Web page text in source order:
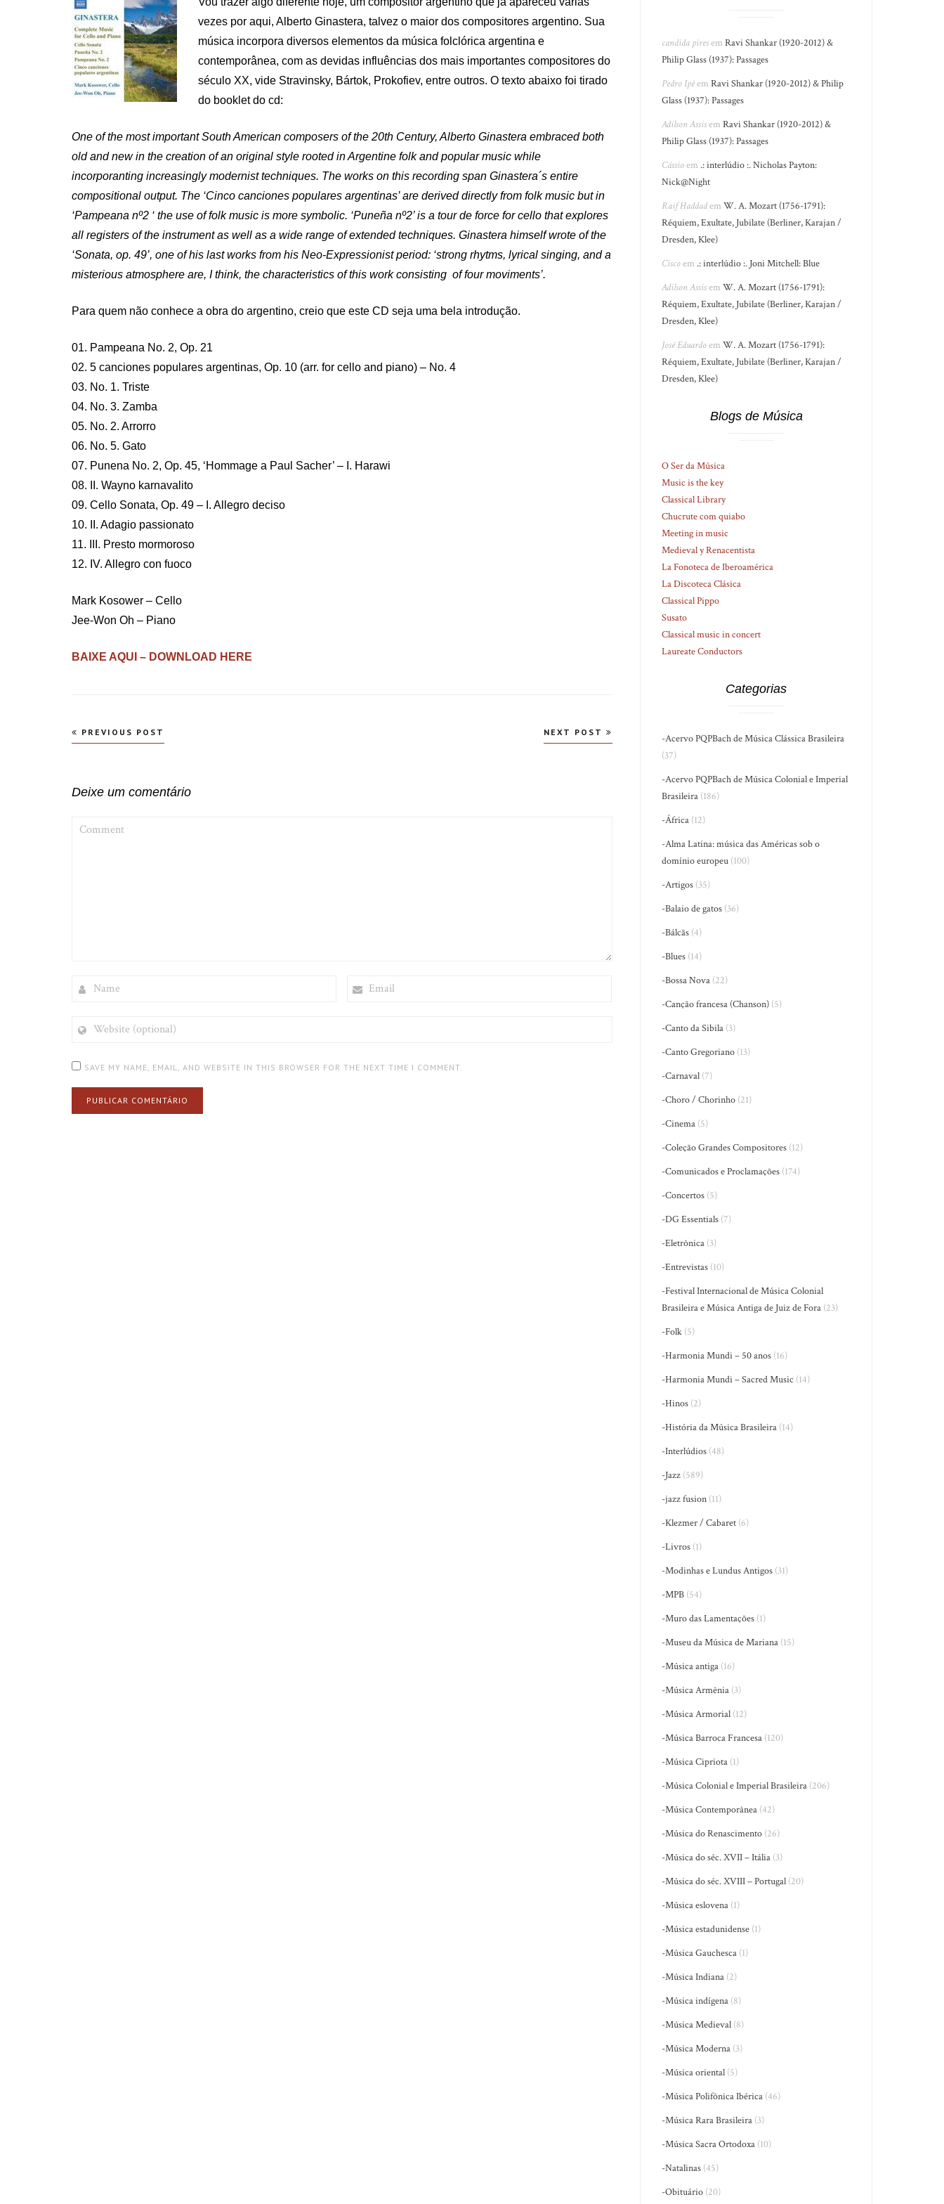
vezes por aqui, Alberto Ginastera, talvez o maior dos compositores argentino. Sua
música incorpora diversos elementos da música folclórica argentina e
contemporânea, com as devidas influências dos mais importantes compositores do
século XX, vide Stravinsky, Bártok, Prokofiev, entre outros. O texto abaixo foi tirado
do booklet do cd:
One of the most important South American composers of the 20th Century, Alberto Ginastera embraced both
old and new in the creation of an original style rooted in Argentine folk and popular music while
incorporanting increasingly modernist techniques. The works on this recording span Ginastera´s entire
compositional output. The ‘Cinco canciones populares argentinas’ are derived directly from folk music but in
‘Pampeana nº2 ‘ the use of folk music is more symbolic. ‘Puneña nº2’ is a tour de force for cello that explores
all registers of the instrument as well as a wide range of extended techniques. Ginastera himself wrote of the
‘Sonata, op. 49’, one of his last works from his Neo-Expressionist period: ‘strong rhytms, lyrical singing, and a
misterious atmosphere are, I think, the characteristics of this work consisting of four moviments’.
Para quem não conhece a obra do argentino, creio que este CD seja uma bela introdução.
01. Pampeana No. 2, Op. 21
02. 5 canciones populares argentinas, Op. 10 (arr. for cello and piano) – No. 4
03. No. 1. Triste
04. No. 3. Zamba
05. No. 2. Arrorro
06. No. 5. Gato
07. Punena No. 2, Op. 45, ‘Hommage a Paul Sacher’ – I. Harawi
08. II. Wayno karnavalito
09. Cello Sonata, Op. 49 – I. Allegro deciso
10. II. Adagio passionato
11. III. Presto mormoroso
12. IV. Allegro con fuoco
Mark Kosower – Cello
Jee-Won Oh – Piano
BAIXE AQUI – DOWNLOAD HERE
Navegação
PREVIOUS POST NEXT POST
Deixe um comentário
(OPTIONAL)
SAVE MY NAME, EMAIL, AND WEBSITE IN THIS BROWSER FOR THE NEXT TIME I COMMENT.
candida piresemRavi Shankar (1920-2012) &
Philip Glass (1937): Passages
Pedro IpêemRavi Shankar (1920-2012) & Philip
Glass (1937): Passages
Adilson AssisemRavi Shankar (1920-2012) &
Philip Glass (1937): Passages
Cássioem .: interlúdio :. Nicholas Payton:
Nick@Night
Raif HaddademW. A. Mozart (1756-1791):
Réquiem, Exultate, Jubilate (Berliner, Karajan /
Dresden, Klee)
Ciscoem .: interlúdio :. Joni Mitchell: Blue
Adilson AssisemW. A. Mozart (1756-1791):
Réquiem, Exultate, Jubilate (Berliner, Karajan /
Dresden, Klee)
José EduardoemW. A. Mozart (1756-1791):
Réquiem, Exultate, Jubilate (Berliner, Karajan /
Dresden, Klee)
Blogs de Música
O Ser da Música
Music is the key
Classical Library
Chucrute com quiabo
Meeting in music
Medieval y Renacentista
La Fonoteca de Iberoamérica
La Discoteca Clásica
Classical Pippo
Susato
Classical music in concert
Laureate Conductors
Categorias
-Acervo PQPBach de Música Clássica Brasileira
(37)
-Acervo PQPBach de Música Colonial e Imperial
Brasileira (186)
-África (12)
-Alma Latina: música das Américas sob o
domínio europeu (100)
-Artigos (35)
-Balaio de gatos (36)
-Bálcãs (4)
-Blues (14)
-Bossa Nova (22)
-Canção francesa (Chanson) (5)
-Canto da Sibila (3)
-Canto Gregoriano (13)
-Carnaval (7)
-Choro / Chorinho (21)
-Cinema (5)
-Coleção Grandes Compositores (12)
-Comunicados e Proclamações (174)
-Concertos (5)
-DG Essentials (7)
-Eletrônica (3)
-Entrevistas (10)
-Festival Internacional de Música Colonial
Brasileira e Música Antiga de Juiz de Fora (23)
-Folk (5)
-Harmonia Mundi – 50 anos (16)
-Harmonia Mundi – Sacred Music (14)
-Hinos (2)
-História da Música Brasileira (14)
-Interlúdios (48)
-Jazz (589)
-jazz fusion (11)
-Klezmer / Cabaret (6)
-Livros (1)
-Modinhas e Lundus Antigos (31)
-MPB (54)
-Muro das Lamentações (1)
-Museu da Música de Mariana (15)
-Música antiga (16)
-Música Armênia (3)
-Música Armorial (12)
-Música Barroca Francesa (120)
-Música Cipriota (1)
-Música Colonial e Imperial Brasileira (206)
-Música Contemporânea (42)
-Música do Renascimento (26)
-Música do séc. XVII – Itália (3)
-Música do séc. XVIII – Portugal (20)
-Música eslovena (1)
-Música estadunidense (1)
-Música Gauchesca (1)
-Música Indiana (2)
-Música indígena (8)
-Música Medieval (8)
-Música Moderna (3)
-Música oriental (5)
-Música Polifônica Ibérica (46)
-Música Rara Brasileira (3)
-Música Sacra Ortodoxa (10)
-Natalinas (45)
-Obituário (20)